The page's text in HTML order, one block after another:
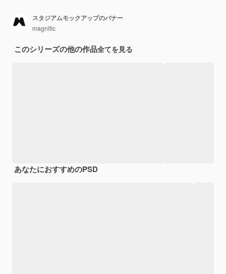
スタジアムモックアップのバナー
magnific
このシリーズの他の作品全てを見る
あなたにおすすめのPSD